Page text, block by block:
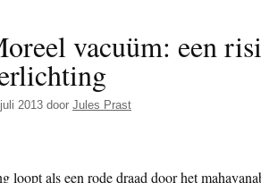
vacuüm: een
2013 door Jules Prast
loopt als een rode draad door het